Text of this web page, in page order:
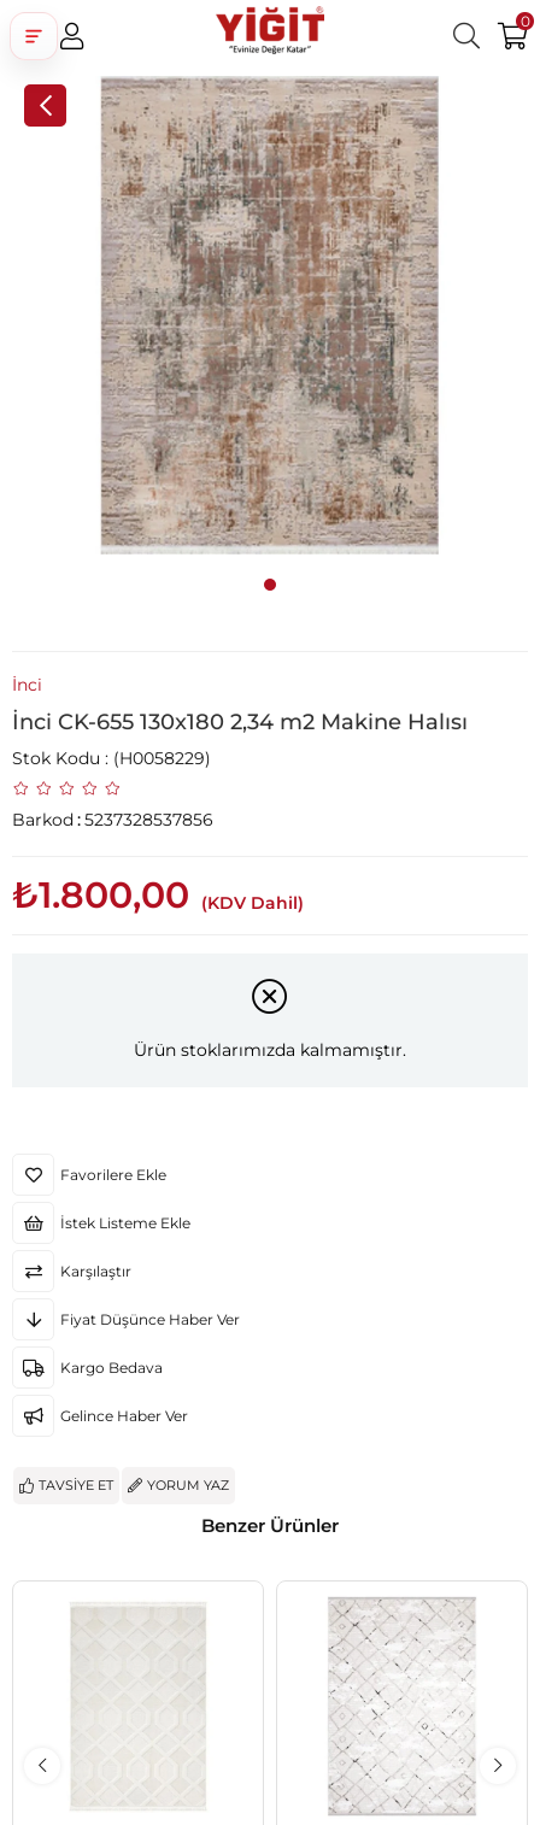
0
Üye Girişi Üye Ol Facebook İle Bağlan
Google İle Bağlan
İnci
İnci CK-655 130x180 2,34 m2 Makine Halısı
Stok Kodu (H0058229)
Barkod:5237328537856
₺1.800,00 (KDV Dahil)
Ürün stoklarımızda kalmamıştır.
Favorilere Ekle
İstek Listeme Ekle
Karşılaştır
Fiyat Düşünce Haber Ver
Kargo Bedava
Gelince Haber Ver
TAVSIYE ET YORUM YAZ
Benzer Ürünler